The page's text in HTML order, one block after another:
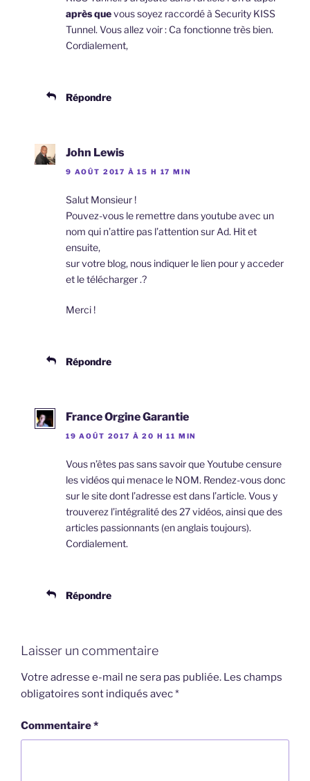
après quevous soyez raccordé à Security KISS
Tunnel. Vous allez voir : Ca fonctionne très bien.
Cordialement,
Répondre
John Lewis
9 AOÛT 2017 À 15 H 17 MIN
Salut Monsieur !
Pouvez-vous le remettre dans youtube avec un
nom qui n’attire pas l’attention sur Ad. Hit et
ensuite,
sur votre blog, nous indiquer le lien pour y acceder
et le télécharger .?
Merci !
Répondre
France Orgine Garantie
19 AOÛT 2017 À 20 H 11 MIN
Vous n’êtes pas sans savoir que Youtube censure
les vidéos qui menace le NOM. Rendez-vous donc
sur le site dont l’adresse est dans l’article. Vous y
trouverez l’intégralité des 27 vidéos, ainsi que des
articles passionnants (en anglais toujours).
Cordialement.
Répondre
Laisser un commentaire
Votre adresse e-mail ne sera pas publiée. Les champs
obligatoires sont indiqués avec*
Commentaire*